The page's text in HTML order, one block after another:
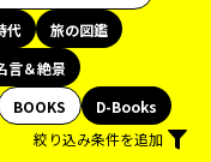
代
旅の図鑑
言＆絶景
BOOKS
D-Books
絞り込み条件を追加